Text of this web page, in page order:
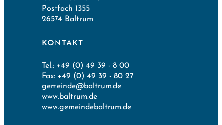
Postfach 1355
26574 Baltrum
KONTAKT
Tel.: +49 (0) 49 39 - 8 00
Fax: +49 (0) 49 39 - 80 27
gemeinde@baltrum.de
www.baltrum.de
www.gemeindebaltrum.de